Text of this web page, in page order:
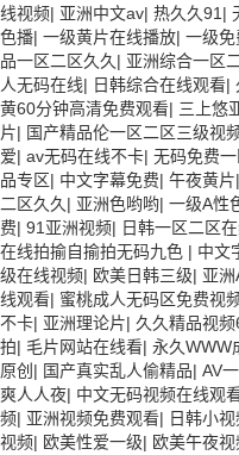
线视频| 亚洲中文av| 热久久91 |
色播| 一级黄片在线播放| 一级免
品一区二区久久 | 亚洲综合一区
人无码在线| 日韩综合在线观看|
黄60分钟高清免费观看| 三上悠
片| 国产精品伦一区二区三级视
爱| av无码在线不卡| 无码免费
品专区| 中文字幕免费| 午夜黄片|
二区久久 | 亚洲色哟哟| 一级A性
费| 91亚洲视频| 日韩一区二区
在线拍揄自揄拍无码九色 | 中文
级在线视频| 欧美日韩三级| 亚
线观看| 蜜桃成人无码区免费视
不卡| 亚洲理论片| 久久精品视频
拍| 毛片网站在线看| 永久WWW
原创 | 国产真实乱人偷精品| AV
爽人人夜| 中文无码视频在线观
频| 亚洲视频免费观看| 日韩小
视频| 欧美性爱一级| 欧美午夜视